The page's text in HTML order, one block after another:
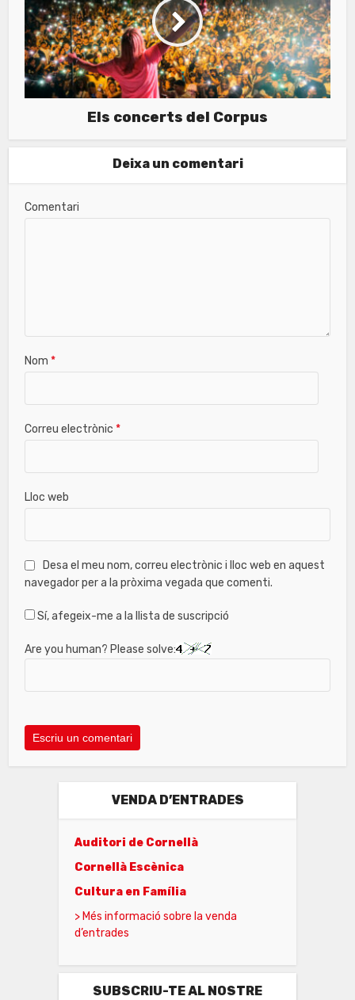
Els concerts del Corpus
Deixa un comentari
Comentari
Nom*
Correu electrònic*
Lloc web
Desa el meu nom, correu electrònic i lloc web en aquest
navegador per a la pròxima vegada que comenti.
Sí, afegeix-me a la llista de suscripció
Are you human? Please solve:
VENDA D’ENTRADES
Auditori de Cornellà
Cornellà Escènica
Cultura en Família
> Més informació sobre la venda
d’entrades
SUBSCRIU-TE AL NOSTRE